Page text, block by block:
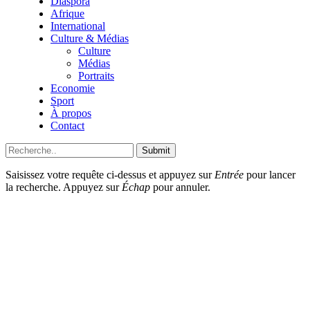
Afrique
International
Culture & Médias
Culture
Médias
Portraits
Economie
Sport
À propos
Contact
Submit
Saisissez votre requête ci-dessus et appuyez sur Entrée pour lancer
la recherche. Appuyez sur Échap pour annuler.